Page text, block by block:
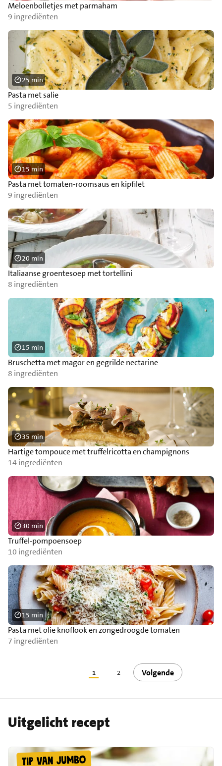
Meloenbolletjes met parmaham
9 ingrediënten
Pasta met salie
5 ingrediënten
25 min
Pasta met tomaten-roomsaus en kipfilet
9 ingrediënten
15 min
Italiaanse groentesoep met tortellini
8 ingrediënten
20 min
Bruschetta met magor en gegrilde nectarine
8 ingrediënten
15 min
Hartige tompouce met truffelricotta en champignons
14 ingrediënten
35 min
Truffel-pompoensoep
10 ingrediënten
30 min
Pasta met olie knoflook en zongedroogde tomaten
7 ingrediënten
15 min
1 2 Volgende
Uitgelicht recept